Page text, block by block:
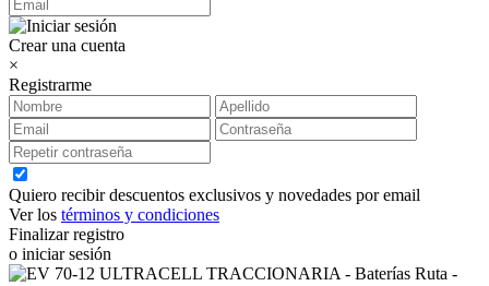
Crear una cuenta
×
Registrarme
Quiero recibir descuentos exclusivos y novedades por email
Ver los términos y condiciones
Finalizar registro
o iniciar sesión